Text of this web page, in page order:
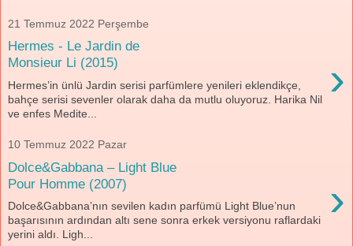
21 Temmuz 2022 Perşembe
Hermes - Le Jardin de
Monsieur Li (2015)
›
Hermes’in ünlü Jardin serisi parfümlere yenileri eklendikçe,
bahçe serisi sevenler olarak daha da mutlu oluyoruz. Harika Nil
ve enfes Medite...
10 Temmuz 2022 Pazar
Dolce&Gabbana – Light Blue
Pour Homme (2007)
›
Dolce&Gabbana’nın sevilen kadın parfümü Light Blue’nun
başarısının ardından altı sene sonra erkek versiyonu raflardaki
yerini aldı. Ligh...